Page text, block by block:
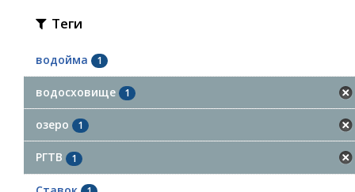
Теги
водойма 1
водосховище 1
озеро 1
РГТВ 1